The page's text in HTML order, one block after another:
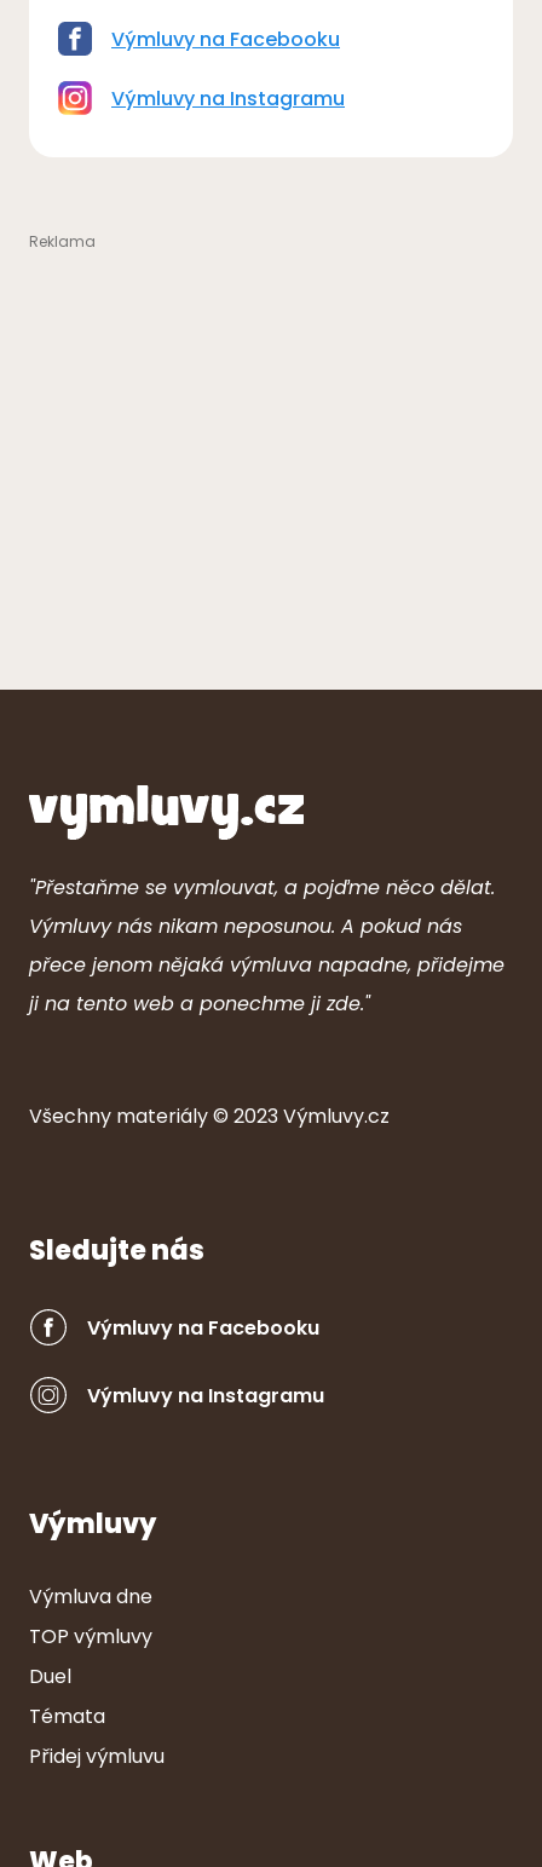
Výmluvy na Facebooku
Výmluvy na Instagramu
"Přestaňme se vymlouvat, a pojďme něco dělat.
Výmluvy nás nikam neposunou. A pokud nás
přece jenom nějaká výmluva napadne, přidejme
ji na tento web a ponechme ji zde."
Všechny materiály © 2023Výmluvy.cz
Sledujte nás
Výmluvy na Facebooku
Výmluvy na Instagramu
Výmluvy
Výmluva dne
TOP výmluvy
Duel
Témata
Přidej výmluvu